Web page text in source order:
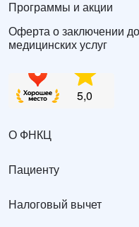
Программы и акции
Оферта о заключении
медицинских услуг
О ФНКЦ
Пациенту
Налоговый вычет